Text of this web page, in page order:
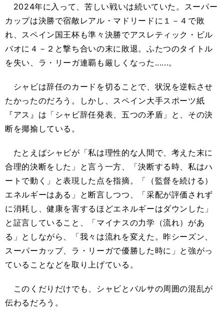
2024年に入って、苦しい戦いは続いていた。スーパー
カップは決勝で宿敵レアル・マドリードに１－４で敗
れ、スペイン国王杯も準々決勝でアスレティック・ビル
バオに４－２と撃ち合いの末に敗退。ふたつのタイトル
を失い、ラ・リーガ連覇も厳しくなった......。
シャビは辞任のカードを切ることで、状況を逆転させ
たかったのだろう。しかし、スペイン大手スポーツ紙
『アス』は「シャビ辞任発表、五つの矛盾」と、その決
断を揶揄している。
たとえばシャビが「私は理性的な人間で、考えた末に
合理的決断をした」と言う一方、「決断する時、私はハ
ートで動く」と表現した点を指摘。「（監督を続ける）
エネルギーはある」と断言しつつ、「采配が評価されず
に消耗し、健康を害するほどエネルギーはダウンした」
と証言していること、「マイナスの力学（流れ）があ
る」としながら、「我々は流れを変えた。昨シーズン、
スーパーカップ、ラ・リーガで優勝した時に」と強がっ
ていることなどを取り上げている。
このくだりだけでも、シャビとバルサの周囲の混乱が
伝わるだろう。